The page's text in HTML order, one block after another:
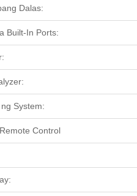
Dalas:
Built-In Ports:
System:
Control